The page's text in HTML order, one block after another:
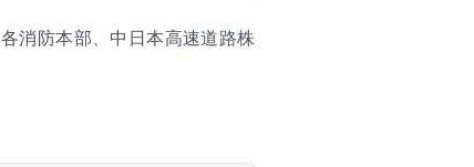
消防本部、中日本高速道路株